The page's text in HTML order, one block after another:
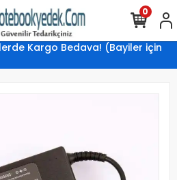
Kargo Bedava! (Bayiler için
0